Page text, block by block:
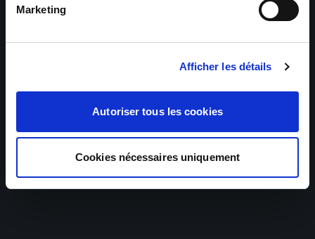
Marketing
Afficher les détails
Autoriser tous les cookies
Cookies nécessaires uniquement